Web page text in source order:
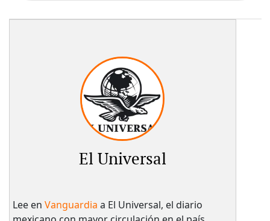
El Universal
Lee en Vanguardia a El Universal, el diario